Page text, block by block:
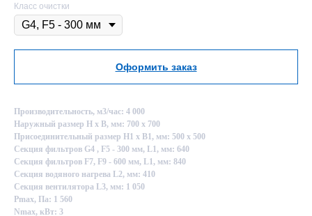
Класс очистки
Оформить заказ
Производительность, м3/час: 4 000
Наружный размер Н х В, мм: 700 х 700
Присоединительный размер Н1 х В1, мм: 500 х 500
Секция фильтров G4 , F5 - 300 мм, L1, мм: 640
Секция фильтров F7, F9 - 600 мм, L1, мм: 840
Секция водяного нагрева L2, мм: 410
Секция вентилятора L3, мм: 1 050
Pmax, Па: 1 560
Nmax, кВт: 3